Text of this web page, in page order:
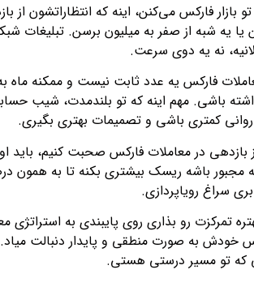
بازار فارکس می‌کنن، اینه که انتظاراتشون از
یه شبه از صفر به میلیون برسن. تبلیغات
نه یه دوی سرعت.
باشی. مهم اینه که تو بلندمدت، شیب
کمتری باشی و تصمیمات بهتری بگیری.
از بازدهی در معاملات فارکس صحبت کنیم،
مجبور باشه ریسک بیشتری بکنه تا به همون
سراغ رویاپردازی.
تمرکزت رو بذاری روی پایبندی به
خودش به صورت منطقی و پایدار دنبالت
که تو مسیر درستی هستی.